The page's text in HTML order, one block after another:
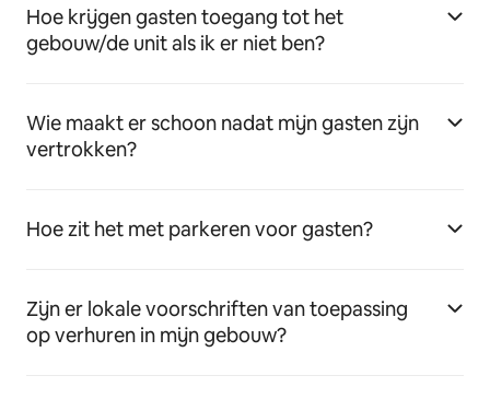
Hoe krijgen gasten toegang tot het
gebouw/de unit als ik er niet ben?
Wie maakt er schoon nadat mijn gasten zijn
vertrokken?
Hoe zit het met parkeren voor gasten?
Zijn er lokale voorschriften van toepassing
op verhuren in mijn gebouw?